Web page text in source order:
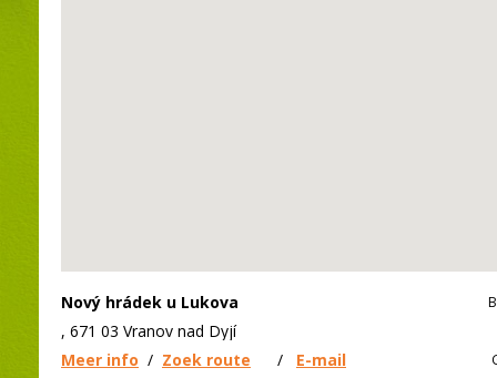
Nový hrádek u Lukova
, 671 03 Vranov nad Dyjí
Meer info / Zoek route / E-mail